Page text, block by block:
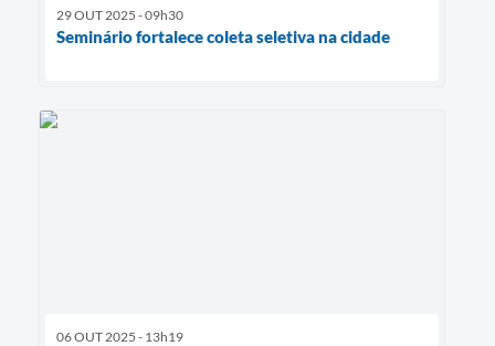
29 OUT 2025 - 09h30
Seminário fortalece coleta seletiva na cidade
06 OUT 2025 - 13h19